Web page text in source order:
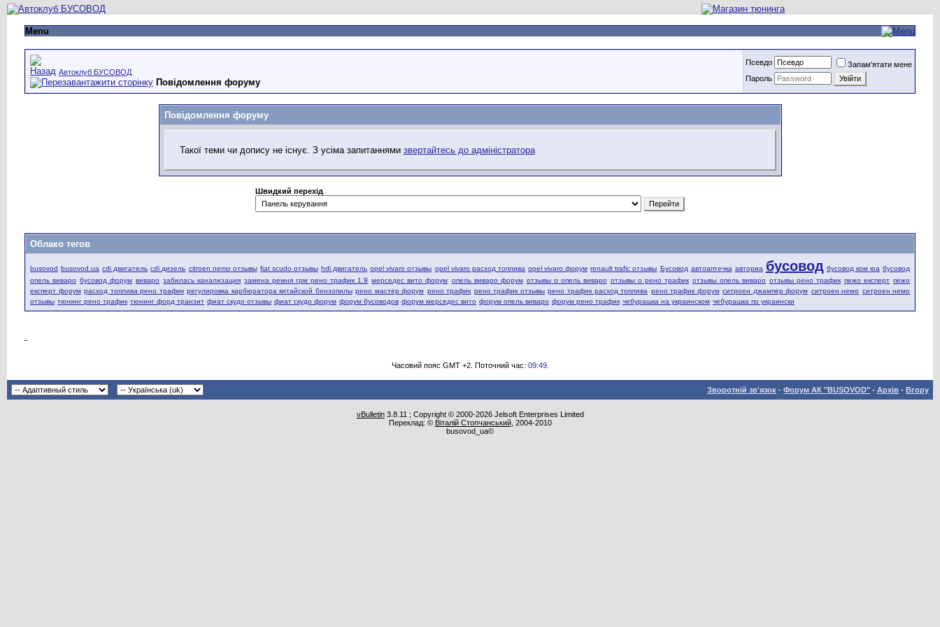
Menu
Автоклуб БУСОВОД
Повідомлення форуму
Псевдо
Запам'ятати мене
Пароль
Повідомлення форуму
Такої теми чи допису не існує. З усіма запитаннями звертайтесь до адміністратора
Швидкий перехід
Облако тегов
busovod busovod.ua cdi двигатель cdi дизель citroen nemo отзывы fiat scudo отзывы hdi двигатель opel vivaro отзывы opel vivaro расход топлива opel vivaro форум renault trafic отзывы Бусовод автоаптечка авториа бусовод бусовод ком юа бусовод
опель виваро бусовод форум виваро забилась канализация замена ремня грм рено трафик 1.9 мерседес вито форум опель виваро форум отзывы о опель виваро отзывы о рено трафик отзывы опель виваро отзывы рено трафик пежо експерт пежо
експерт форум расход топлива рено трафик регулировка карбюратора китайской бензопилы рено мастер форум рено трафик рено трафик отзывы рено трафик расход топлива рено трафик форум ситроен джампер форум ситроен немо ситроен немо
отзывы тюнинг рено трафик тюнинг форд транзит фиат скудо отзывы фиат скудо форум форум бусоводов форум мерседес вито форум опель виваро форум рено трафик чебурашка на украинском чебурашка по украински
Часовий пояс GMT +2. Поточний час: 09:49.
Зворотній зв'язок - Форум АК "BUSOVOD" - Архів - Вгору
vBulletin3.8.11 ; Copyright © 2000-2026 Jelsoft Enterprises Limited
Переклад: © Віталій Стопчанський, 2004-2010
busovod_ua©